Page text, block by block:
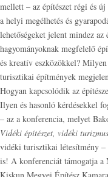
mellett – az építészet régi és
a helyi megélhetés és
lehetőségeket jelent mindez az
hagyományoknak megfelelő
és kreatív eszközökkel?
turisztikai építmények
Hogyan kapcsolódik az
Ilyen és hasonló kérdésekkel
– az a konferencia, melyet
Vidéki építészet, vidéki turizmus
vidéki turisztikai létesítmény –
is! A konferenciát támogatja a